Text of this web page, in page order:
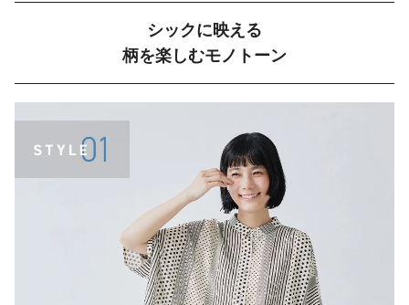
シックに映える
柄を楽しむモノトーン